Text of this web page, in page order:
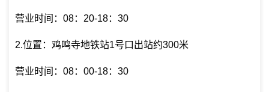
营业时间：08：20-18：30
2.位置：鸡鸣寺地铁站1号口出站约300米
营业时间：08：00-18：30